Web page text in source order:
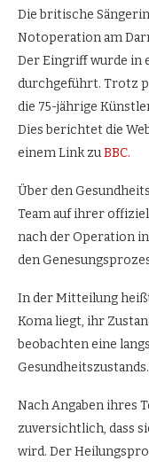
Die britische
Notoperation am
Der Eingriff wurde in
durchgeführt. Trotz
die 75-jährige
Dies berichtet die
einem Link zuВВС.
Über den
Team auf ihrer
nach der Operation
den
In der Mitteilung
Koma liegt, ihr
beobachten eine
Gesundheitszustands.
Nach Angaben ihres
zuversichtlich, dass
wird. Der